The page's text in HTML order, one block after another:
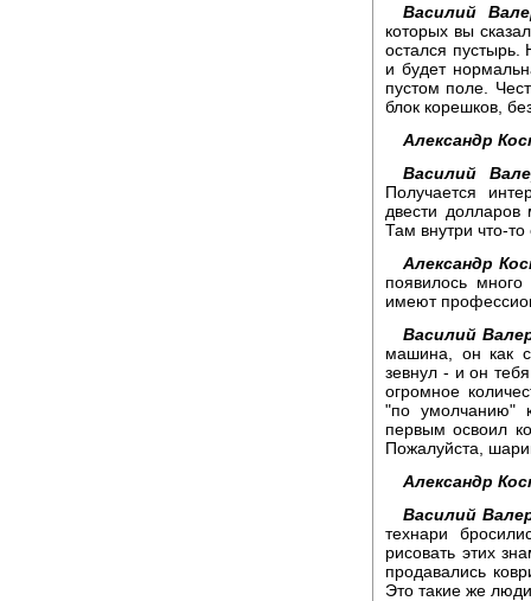
Василий
которых вы
остался
и будет
пустом поле.
блок корешков,
Александр
Василий
Получается
двести долларов
Там внутри что-
Александр
появилось
имеют
Василий
машина, он как
зевнул - и он
огромное
"по умолчанию"
первым освоил
Пожалуйста,
Александр
Василий
технари
рисовать этих
продавались
Это такие же